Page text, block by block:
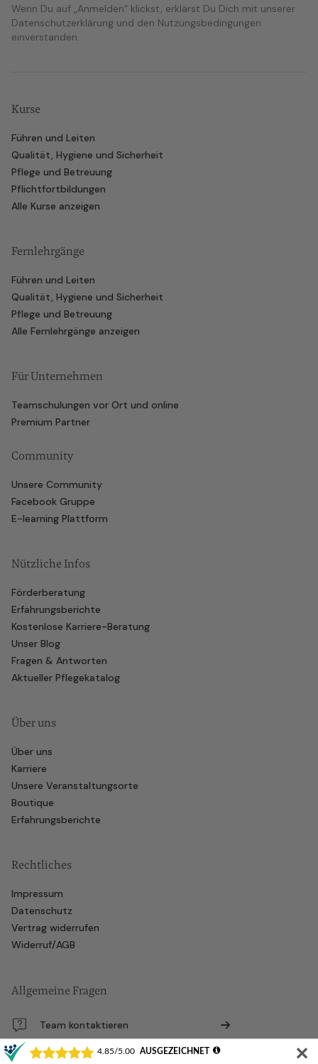
Wenn Du auf „Anmelden“ klickst, erklärst Du Dich mit unserer
Datenschutzerklärung und den Nutzungsbedingungen
einverstanden.
Kurse
Führen und Leiten
Qualität, Hygiene und Sicherheit
Pflege und Betreuung
Pflichtfortbildungen
Alle Kurse anzeigen
Fernlehrgänge
Führen und Leiten
Qualität, Hygiene und Sicherheit
Pflege und Betreuung
Alle Fernlehrgänge anzeigen
Für Unternehmen
Teamschulungen vor Ort und online
Premium Partner
Community
Unsere Community
Facebook Gruppe
E-learning Plattform
Nützliche Infos
Förderberatung
Erfahrungsberichte
Kostenlose Karriere-Beratung
Unser Blog
Fragen & Antworten
Aktueller Pflegekatalog
Über uns
Über uns
Karriere
Unsere Veranstaltungsorte
Boutique
Erfahrungsberichte
Rechtliches
Impressum
Datenschutz
Vertrag widerrufen
Widerruf/AGB
Allgemeine Fragen
Team kontaktieren
✕